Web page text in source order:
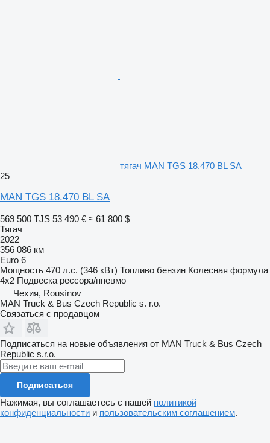
тягач MAN TGS 18.470 BL SA
25
MAN TGS 18.470 BL SA
569 500 TJS 53 490 € ≈ 61 800 $
Тягач
2022
356 086 км
Euro 6
Мощность 470 л.с. (346 кВт) Топливо бензин Колесная формула
4x2 Подвеска рессора/пневмо
Чехия, Rousínov
MAN Truck & Bus Czech Republic s. r.o.
Связаться с продавцом
Подписаться на новые объявления от MAN Truck & Bus Czech
Republic s.r.o.
Подписаться
Нажимая, вы соглашаетесь с нашей политикой
конфиденциальности и пользовательским соглашением.